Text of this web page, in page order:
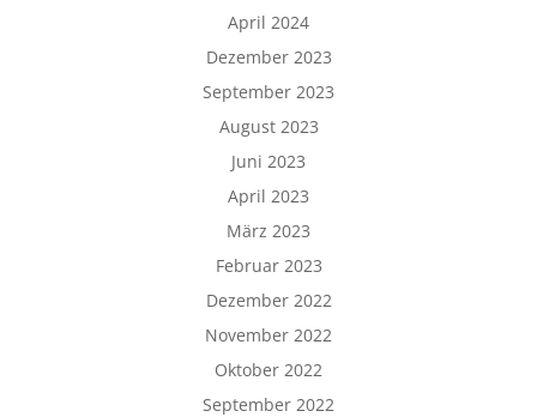
April 2024
Dezember 2023
September 2023
August 2023
Juni 2023
April 2023
März 2023
Februar 2023
Dezember 2022
November 2022
Oktober 2022
September 2022